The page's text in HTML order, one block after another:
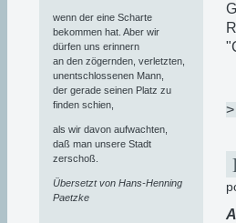
wenn der eine Scharte
bekommen hat. Aber wir
dürfen uns erinnern
an den zögernden, verletzten,
unentschlossenen Mann,
der gerade seinen Platz zu
finden schien,
als wir davon aufwachten,
daß man unsere Stadt
zerschoß.
Übersetzt von Hans-Henning
Paetzke